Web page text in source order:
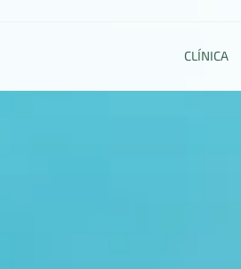
CLÍNICA